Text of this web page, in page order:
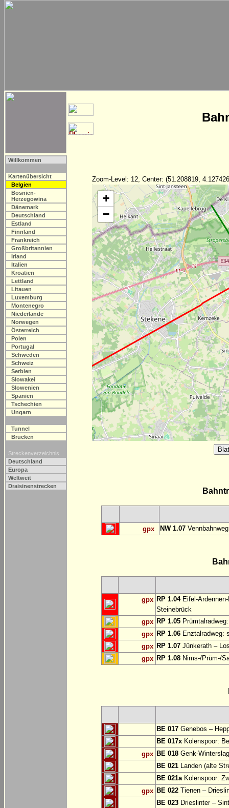
Willkommen
Kartenübersicht
Belgien
Bosnien-
Herzegowina
Dänemark
Deutschland
Estland
Finnland
Frankreich
Großbritannien
Irland
Italien
Kroatien
Lettland
Litauen
Luxemburg
Montenegro
Niederlande
Norwegen
Österreich
Polen
Portugal
Schweden
Schweiz
Serbien
Slowakei
Slowenien
Spanien
Tschechien
Ungarn
Tunnel
Brücken
Streckenverzeichnis
Deutschland
Europa
Weltweit
Draisinenstrecken
Zoom-Level: 12, Center: (51.208819,
+
−
gpx NW 1.07
gpx RP 1.04Eifel-
Steinebrück
gpx RP 1.05
gpx RP 1.06 Enztalradweg:
gpx RP 1.07 Jünkerath –
gpx RP 1.08 Nims-/Prüm-/
BE 017 Genebos –
BE 017x Kolenspoor:
gpx BE 018 Genk-
BE 021 Landen (alte
BE 021aKolenspoor:
gpx BE 022 Tienen –
BE 023 Drieslinter –